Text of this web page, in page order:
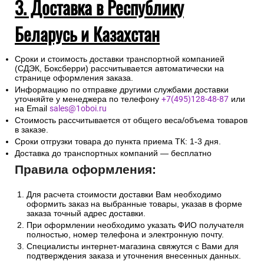
3. Доставка в Республику
Беларусь и Казахстан
Сроки и стоимость доставки транспортной компанией
(СДЭК, Боксберри) рассчитывается автоматически на
странице оформления заказа.
Информацию по отправке другими службами доставки
уточняйте у менеджера по телефону +7(495)128-48-87 или
на Email sales@1oboi.ru
Стоимость рассчитывается от общего веса/объема товаров
в заказе.
Сроки отгрузки товара до пункта приема ТК: 1-3 дня.
Доставка до транспортных компаний — бесплатно
Правила оформления:
Для расчета стоимости доставки Вам необходимо
оформить заказ на выбранные товары, указав в форме
заказа точный адрес доставки.
При оформлении необходимо указать ФИО получателя
полностью, номер телефона и электронную почту.
Специалисты интернет-магазина свяжутся с Вами для
подтверждения заказа и уточнения внесенных данных.